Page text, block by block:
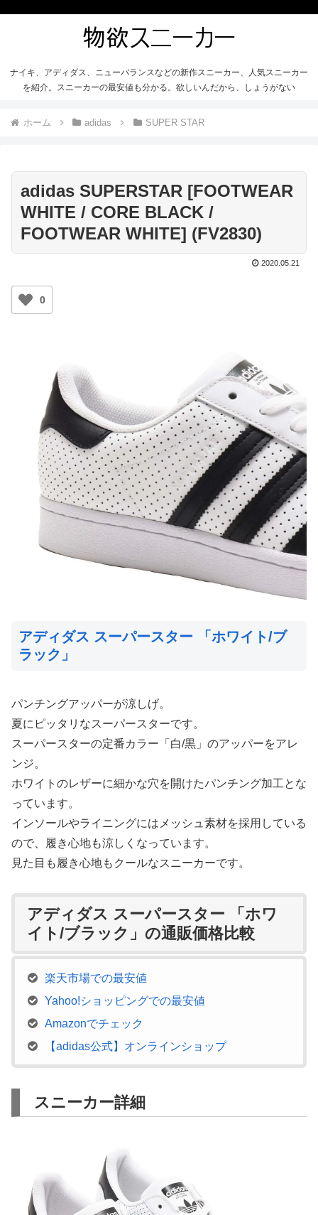
ナイキ、アディダス、ニューバランスなどの新作スニーカー、人気スニーカー
を紹介。スニーカーの最安値も分かる。欲しいんだから、しょうがない
ホーム adidas SUPER STAR
adidas SUPERSTAR [FOOTWEAR
WHITE / CORE BLACK /
FOOTWEAR WHITE] (FV2830)
2020.05.21
0
アディダス スーパースター 「ホワイト/ブ
ラック」
パンチングアッパーが涼しげ。
夏にピッタリなスーパースターです。
スーパースターの定番カラー「白/黒」のアッパーをアレ
ンジ。
ホワイトのレザーに細かな穴を開けたパンチング加工とな
っています。
インソールやライニングにはメッシュ素材を採用している
ので、履き心地も涼しくなっています。
見た目も履き心地もクールなスニーカーです。
アディダス スーパースター 「ホワ
イト/ブラック」の通販価格比較
楽天市場での最安値
Yahoo!ショッピングでの最安値
Amazonでチェック
【adidas公式】オンラインショップ
スニーカー詳細